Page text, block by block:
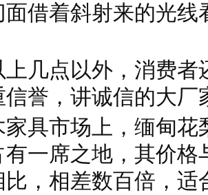
面借着斜射来的光
点以外，消费者
信誉，讲诚信的大
市场上，缅甸花
一席之地，其价格
，相差数百倍，